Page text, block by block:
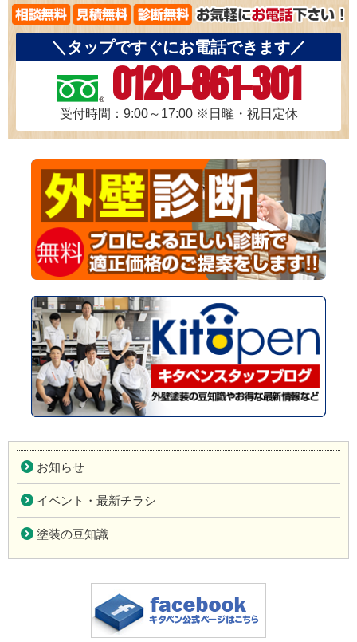
＼タップですぐにお電話できます／
0120-861-301
受付時間：9:00～17:00 ※日曜・祝日定休
お知らせ
イベント・最新チラシ
塗装の豆知識